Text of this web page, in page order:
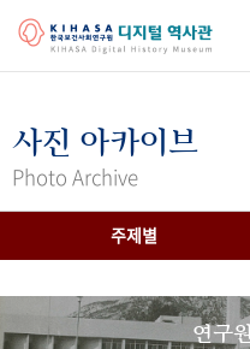
걸어온 길 기관 변천사
간행물 변천사
사진 아카이브
Photo Archive
주제별
연구